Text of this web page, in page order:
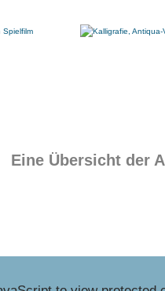
Eine Übersicht der